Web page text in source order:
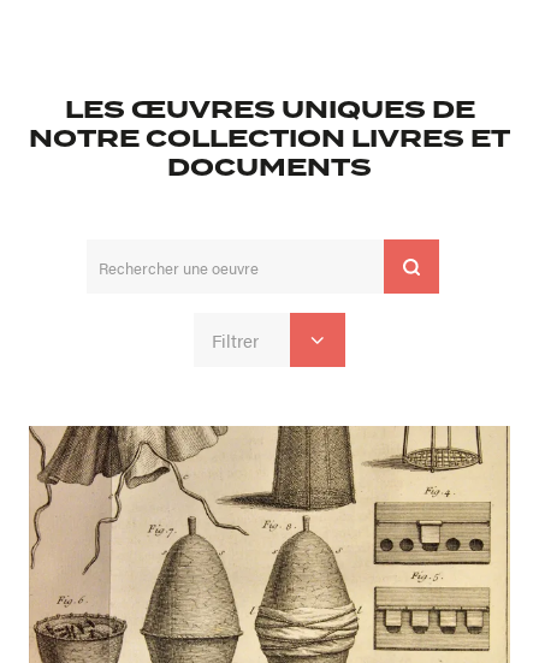
LES ŒUVRES UNIQUES DE
NOTRE COLLECTION LIVRES ET
DOCUMENTS
Filtrer